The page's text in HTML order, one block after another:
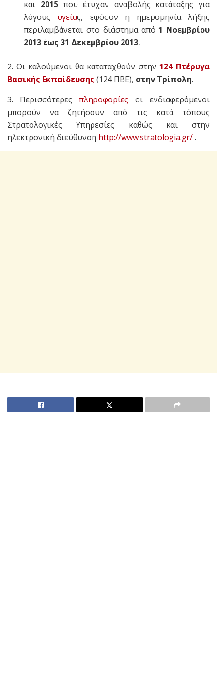
και 2015που έτυχαν αναβολής κατάταξης για
λόγους υγείας, εφόσον η ημερομηνία λήξης
περιλαμβάνεται στο διάστημα από 1 Νοεμβρίου
2013 έως 31 Δεκεμβρίου 2013.
2. Οι καλούμενοι θα καταταχθούν στην 124 Πτέρυγα
Βασικής Εκπαίδευσης (124 ΠΒΕ), στην Τρίπολη.
3. Περισσότερες πληροφορίες οι ενδιαφερόμενοι
μπορούν να ζητήσουν από τις κατά τόπους
Στρατολογικές Υπηρεσίες καθώς και στην
ηλεκτρονική διεύθυνση http://www.stratologia.gr/.